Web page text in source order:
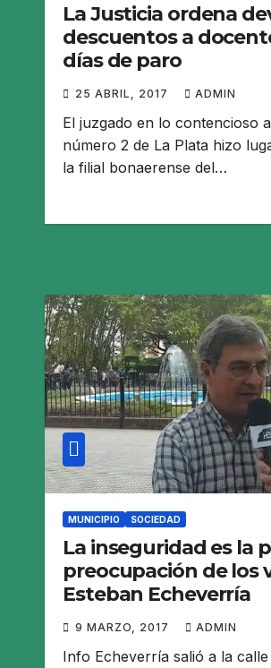
La Justicia ordena
descuentos a
días de paro
25 ABRIL, 2017 ADMIN
El juzgado en lo contencioso
número 2 de La Plata hizo
la filial bonaerense del…
MUNICIPIO SOCIEDAD
La inseguridad es la
preocupación de los
Esteban Echeverría
9 MARZO, 2017 ADMIN
Info Echeverría salió a la